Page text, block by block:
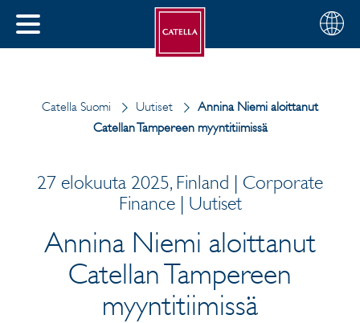
SULJE
Valitse
alue
Suomi
Catella Suomi Uutiset
Annina Niemi aloittanut
Catellan Tampereen myyntitiimissä
27 elokuuta 2025, Finland | Corporate
Finance | Uutiset
Annina Niemi aloittanut
Catellan Tampereen
myyntitiimissä